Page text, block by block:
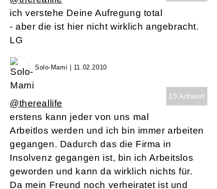
ich verstehe Deine Aufregung total
- aber die ist hier nicht wirklich angebracht.
LG
Solo-Mami | 11.02.2010
19 Antwort
@thereallife
erstens kann jeder von uns mal
Arbeitlos werden und ich bin immer arbeiten
gegangen. Dadurch das die Firma in
Insolvenz gegangen ist, bin ich Arbeitslos
geworden und kann da wirklich nichts für.
Da mein Freund noch verheiratet ist und